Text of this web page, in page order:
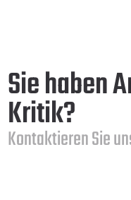
Sie haben
Kritik?
Kontaktieren Sie